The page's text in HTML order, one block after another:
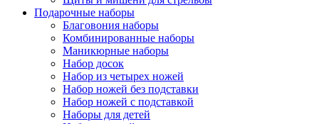
Подарочные наборы
Благовония наборы
Комбинированные наборы
Маникюрные наборы
Набор досок
Набор из четырех ножей
Набор ножей без подставки
Набор ножей с подставкой
Наборы для детей